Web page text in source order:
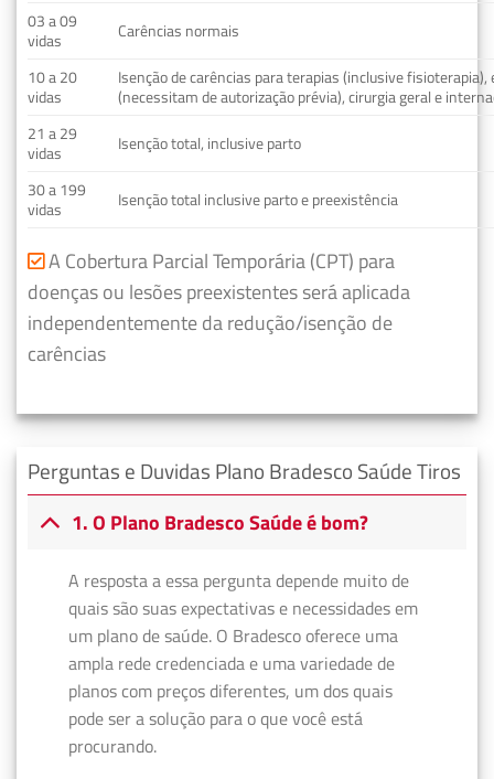
03 a 09
vidas
Carências normais
10 a 20
vidas
Isenção de carências para terapias (inclusive fisioterapia),
(necessitam de autorização prévia), cirurgia geral e
21 a 29
vidas
Isenção total, inclusive parto
30 a 199
vidas
Isenção total inclusive parto e preexistência
A Cobertura Parcial Temporária (CPT) para
doenças ou lesões preexistentes será aplicada
independentemente da redução/isenção de
carências
Perguntas e Duvidas Plano Bradesco Saúde Tiros
1. O Plano Bradesco Saúde é bom?
A resposta a essa pergunta depende muito de
quais são suas expectativas e necessidades em
um plano de saúde. O Bradesco oferece uma
ampla rede credenciada e uma variedade de
planos com preços diferentes, um dos quais
pode ser a solução para o que você está
procurando.